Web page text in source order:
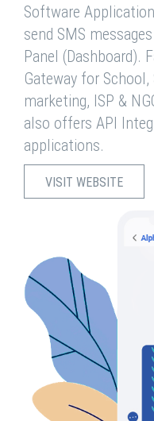
Software
send SMS
Panel (Dashboard).
Gateway for
marketing, ISP &
also offers API
applications.
VISIT WEBSITE